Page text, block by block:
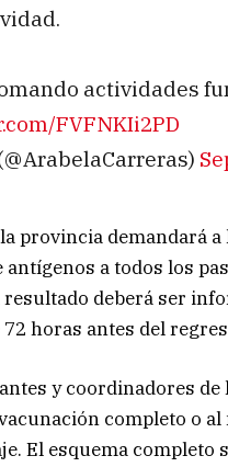
actividades
FVFNKIi2PD
provincia demandará
a todos los
deberá ser
horas antes del
y coordinadores
completo o
El esquema